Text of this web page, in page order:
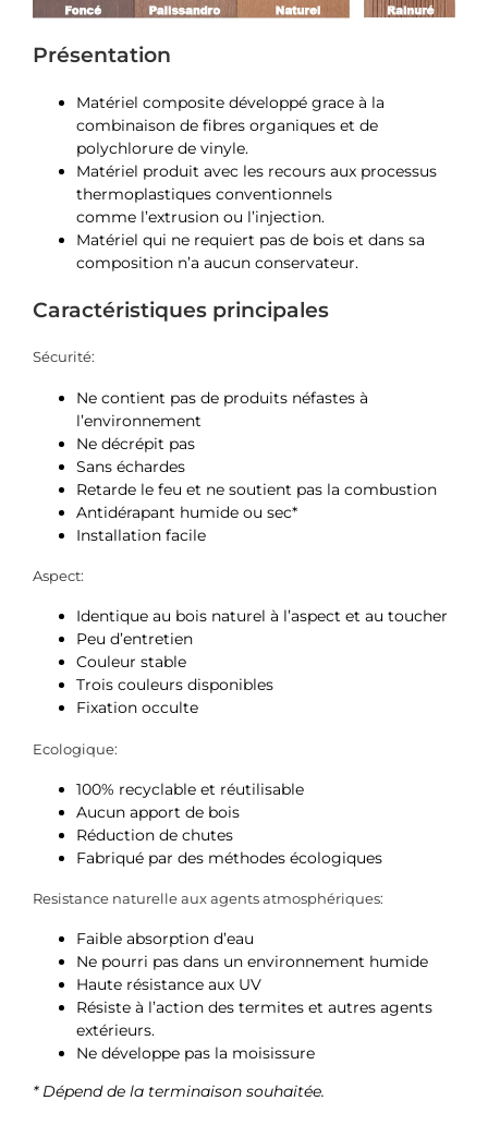
Présentation
Matériel composite développé grace à la
combinaison de fibres organiques et de
polychlorure de vinyle.
Matériel produit avec les recours aux processus
thermoplastiques conventionnels
comme l’extrusion ou l’injection.
Matériel qui ne requiert pas de bois et dans sa
composition n’a aucun conservateur.
Caractéristiques principales
Sécurité:
Ne contient pas de produits néfastes à
l’environnement
Ne décrépit pas
Sans échardes
Retarde le feu et ne soutient pas la combustion
Antidérapant humide ou sec*
Installation facile
Aspect:
Identique au bois naturel à l’aspect et au toucher
Peu d’entretien
Couleur stable
Trois couleurs disponibles
Fixation occulte
Ecologique:
100% recyclable et réutilisable
Aucun apport de bois
Réduction de chutes
Fabriqué par des méthodes écologiques
Resistance naturelle aux agents atmosphériques:
Faible absorption d’eau
Ne pourri pas dans un environnement humide
Haute résistance aux UV
Résiste à l’action des termites et autres agents
extérieurs.
Ne développe pas la moisissure
* Dépend de la terminaison souhaitée.